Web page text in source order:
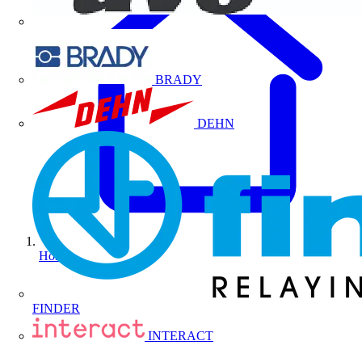
BRADY
DEHN
FINDER
INTERACT
Home